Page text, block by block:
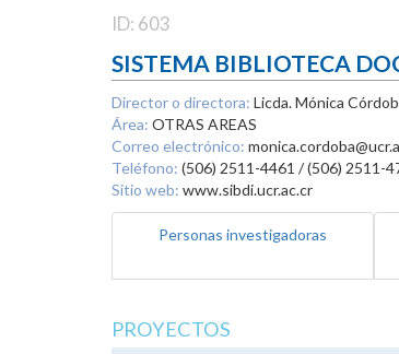
ID: 603
SISTEMA BIBLIOTECA
Director o directora: Licda. Mónica
Área: OTRAS AREAS
Correo electrónico:
Teléfono: (506) 2511-4461 / (506) 2511-
Sitio web: www.sibdi.ucr.ac.cr
Personas investigadoras
PROYECTOS